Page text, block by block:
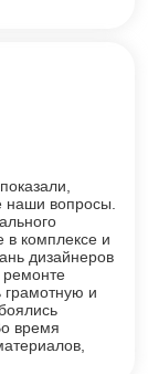
наши вопросы.
в комплексе и
дизайнеров
ремонте
грамотную и
время